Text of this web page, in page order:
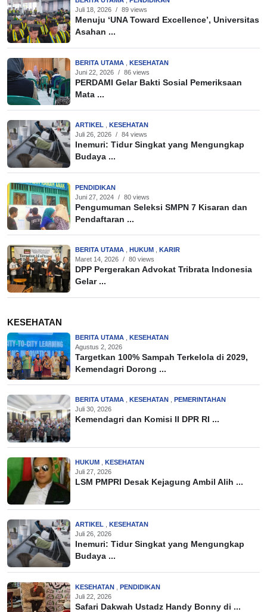
Juli 18, 2026 / 89 views
Menuju ‘UNA Toward Excellence’, Universitas
Asahan ...
BERITA UTAMA
KESEHATAN
Juni 22, 2026 / 86 views
PERDAMI Gelar Bakti Sosial Pemeriksaan
Mata ...
ARTIKEL
KESEHATAN
Juli 26, 2026 / 84 views
Inemuri: Tidur Singkat yang Mengungkap
Budaya ...
PENDIDIKAN
Juni 27, 2024 / 80 views
Pengumuman Seleksi SMPN 7 Kisaran dan
Pendaftaran ...
BERITA UTAMA HUKUM
KARIR
Maret 14, 2026 / 80 views
DPP Pergerakan Advokat Tribrata Indonesia
Gelar ...
KESEHATAN
BERITA UTAMA
KESEHATAN
Agustus 2, 2026
Targetkan 100% Sampah Terkelola di 2029,
Kemendagri Dorong ...
BERITA UTAMA KESEHATAN
PEMERINTAHAN
Juli 30, 2026
Kemendagri dan Komisi II DPR RI ...
HUKUM
KESEHATAN
Juli 27, 2026
LSM PMPRI Desak Kejagung Ambil Alih ...
ARTIKEL
KESEHATAN
Juli 26, 2026
Inemuri: Tidur Singkat yang Mengungkap
Budaya ...
KESEHATAN
PENDIDIKAN
Juli 22, 2026
Safari Dakwah Ustadz Handy Bonny di ...